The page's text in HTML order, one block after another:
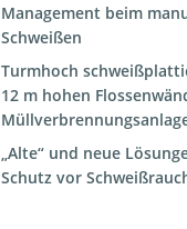
Management beim
Schweißen
Turmhoch
12 m hohen
„Alte“ und neue
Schutz vor